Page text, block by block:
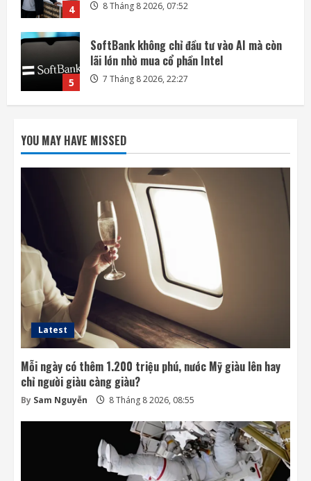
5 7 Tháng 8 2026, 22:27
1
Mỗi ngày có thêm 1.200 triệu phú, nước
Mỹ giàu lên hay chỉ người giàu càng giàu?
8 Tháng 8 2026, 08:55
2
để nâng cấp hệ thống điện ISS
8 Tháng 8 2026, 08:47
Đến lượt mô hình AI của Moonshot thoát
khỏi môi trường thử nghiệm
8 Tháng 8 2026, 07:58
4
Khai thác điện từ đất ở Nhật Bản: giấc mơ
lớn từ ánh sáng nhỏ
8 Tháng 8 2026, 07:52
YOU MAY HAVE MISSED
Latest
Mỗi ngày có thêm 1.200 triệu phú, nước Mỹ giàu lên hay
chỉ người giàu càng giàu?
By Sam Nguyễn 8 Tháng 8 2026, 08:55